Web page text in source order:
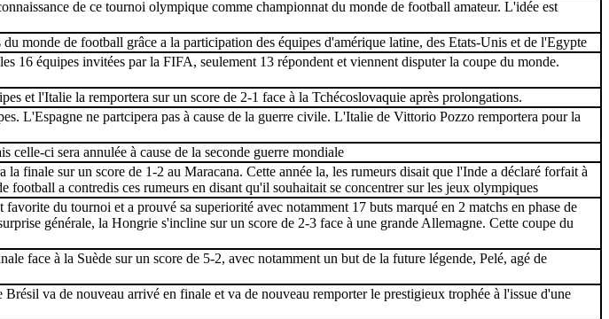
de ce tournoi olympique comme championnat du monde de football amateur. L'idée est
monde de football grâce a la participation des équipes d'amérique latine, des Etats-Unis et de l'Egypte
16 équipes invitées par la FIFA, seulement 13 répondent et viennent disputer la coupe du monde.
et l'Italie la remportera sur un score de 2-1 face à la Tchécoslovaquie après prolongations.
L'Espagne ne partcipera pas à cause de la guerre civile. L'Italie de Vittorio Pozzo remportera pour la
ci sera annulée à cause de la seconde guerre mondiale
finale sur un score de 1-2 au Maracana. Cette année la, les rumeurs disait que l'Inde a déclaré forfait à
a contredis ces rumeurs en disant qu'il souhaitait se concentrer sur les jeux olympiques
du tournoi et a prouvé sa superiorité avec notamment 17 buts marqué en 2 matchs en phase de
générale, la Hongrie s'incline sur un score de 2-3 face à une grande Allemagne. Cette coupe du
face à la Suède sur un score de 5-2, avec notamment un but de la future légende, Pelé, agé de
va de nouveau arrivé en finale et va de nouveau remporter le prestigieux trophée à l'issue d'une